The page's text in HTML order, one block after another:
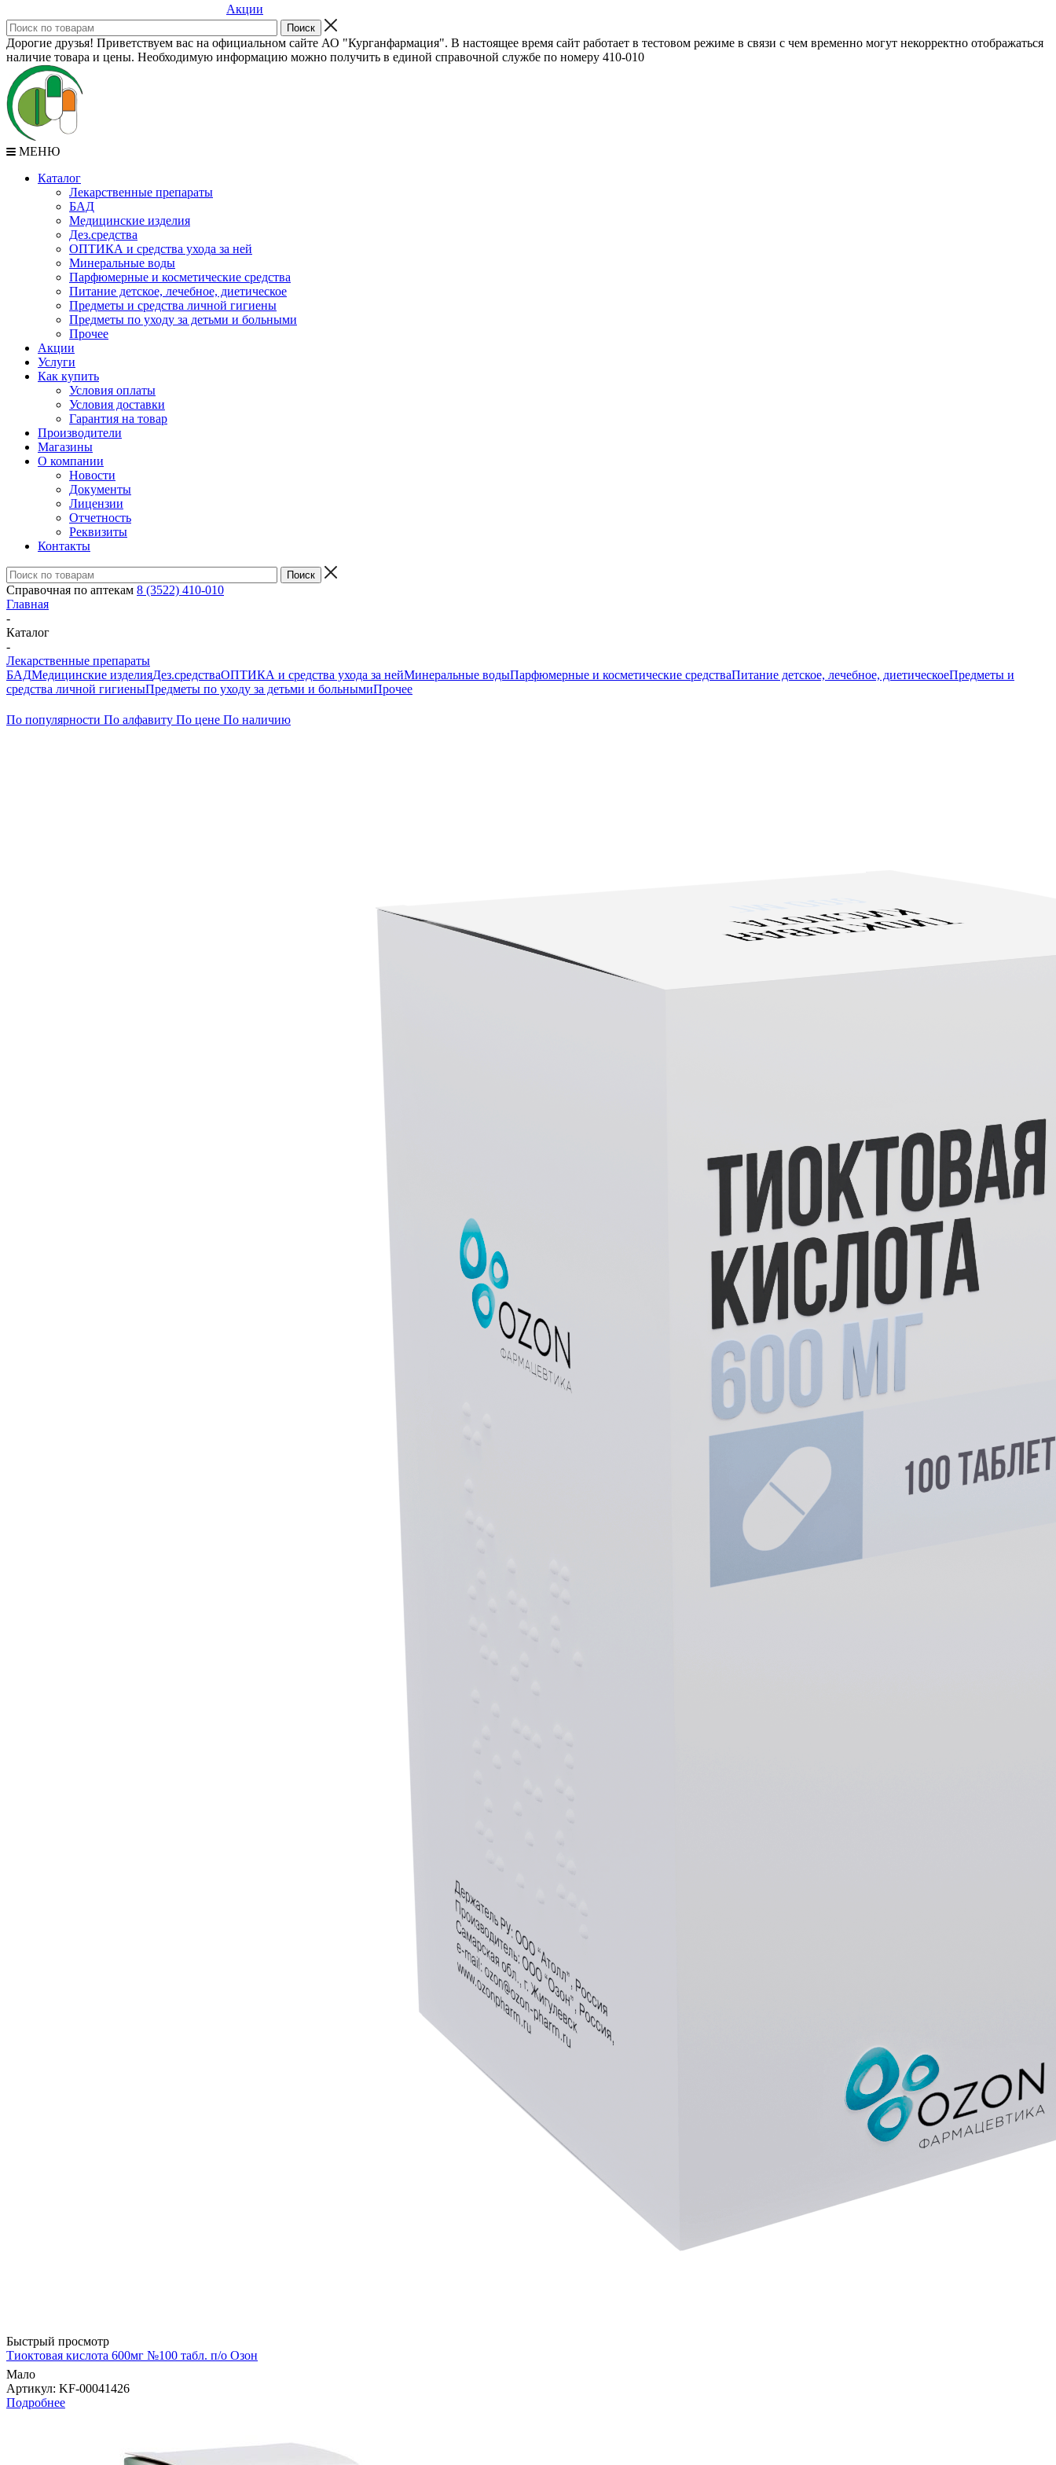
Акции
Дорогие друзья! Приветствуем вас на официальном сайте АО "Курганфармация". В настоящее время сайт работает в тестовом режиме в связи с чем временно могут некорректно отображаться
наличие товара и цены. Необходимую информацию можно получить в единой справочной службе по номеру 410-010
МЕНЮ
Каталог
Лекарственные препараты
БАД
Медицинские изделия
Дез.средства
ОПТИКА и средства ухода за ней
Минеральные воды
Парфюмерные и косметические средства
Питание детское, лечебное, диетическое
Предметы и средства личной гигиены
Предметы по уходу за детьми и больными
Прочее
Акции
Услуги
Как купить
Условия оплаты
Условия доставки
Гарантия на товар
Производители
Магазины
О компании
Новости
Документы
Лицензии
Отчетность
Реквизиты
Контакты
Справочная по аптекам 8 (3522) 410-010
Главная
-
Каталог
-
Лекарственные препараты
БАДМедицинские изделияДез.средстваОПТИКА и средства ухода за нейМинеральные водыПарфюмерные и косметические средстваПитание детское, лечебное, диетическоеПредметы и
средства личной гигиеныПредметы по уходу за детьми и больнымиПрочее
По популярности По алфавиту По цене По наличию
Быстрый просмотр
Тиоктовая кислота 600мг №100 табл. п/о Озон
Мало
Артикул: KF-00041426
Подробнее